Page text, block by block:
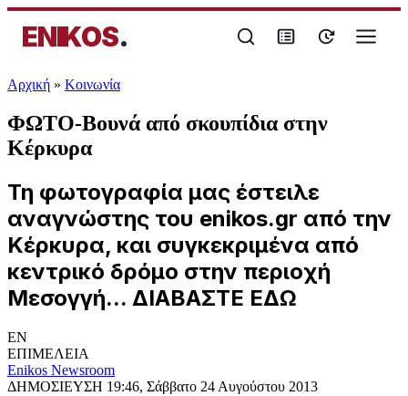
ENIKOS.
Αρχική » Κοινωνία
ΦΩΤΟ-Βουνά από σκουπίδια στην
Κέρκυρα
Τη φωτογραφία μας έστειλε
αναγνώστης του enikos.gr από την
Κέρκυρα, και συγκεκριμένα από
κεντρικό δρόμο στην περιοχή
Μεσογγή... ΔΙΑΒΑΣΤΕ ΕΔΩ
EN
ΕΠΙΜΕΛΕΙΑ
Enikos Newsroom
ΔΗΜΟΣΙΕΥΣΗ 19:46, Σάββατο 24 Αυγούστου 2013